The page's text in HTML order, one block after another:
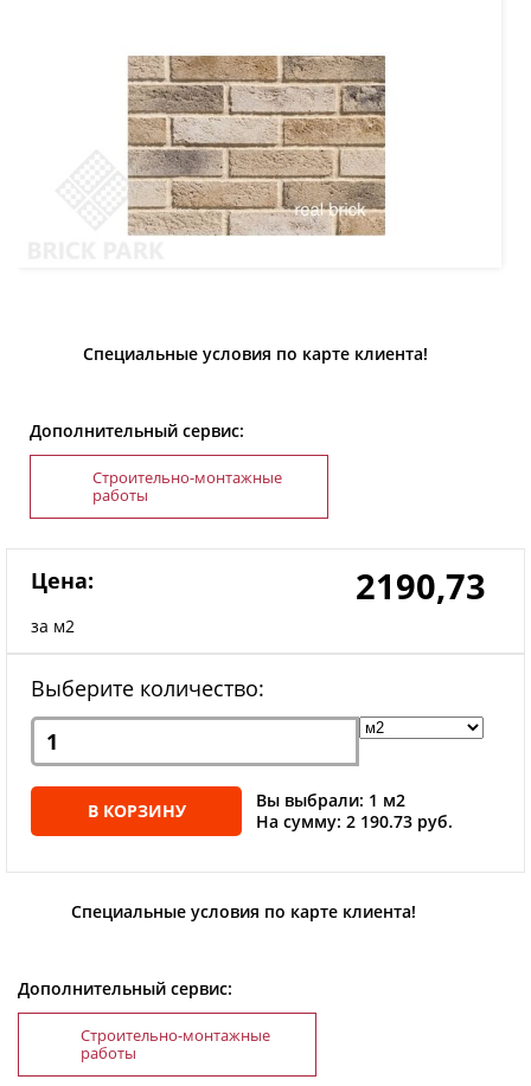
Специальные условия по карте клиента!
Дополнительный сервис:
Строительно-монтажные
работы
Цена:
за м2
2190,73
Выберите количество:
В КОРЗИНУ
Вы выбрали: 1 м2
На сумму: 2 190.73 руб.
Специальные условия по карте клиента!
Дополнительный сервис:
Строительно-монтажные
работы